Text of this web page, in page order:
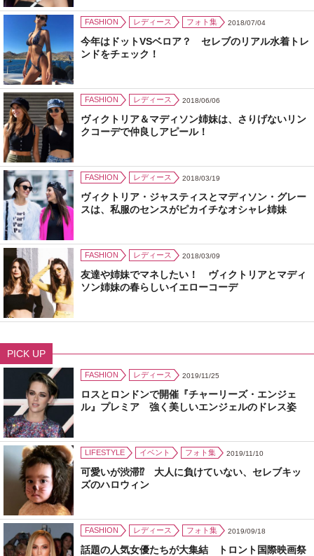
FASHION レディース フォト集 2018/07/04
今年はドットVSベロア？ セレブのリアル水着トレ
ンドをチェック！
FASHION レディース 2018/06/06
ヴィクトリア＆マディソン姉妹は、さりげないリン
クコーデで仲良しアピール！
FASHION レディース 2018/03/19
ヴィクトリア・ジャスティスとマディソン・グレー
スは、私服のセンスがピカイチなオシャレ姉妹
FASHION レディース 2018/03/09
友達や姉妹でマネしたい！ ヴィクトリアとマディ
ソン姉妹の春らしいイエローコーデ
PICK UP
FASHION レディース 2019/11/25
ロスとロンドンで開催『チャーリーズ・エンジェ
ル』プレミア 強く美しいエンジェルのドレス姿
LIFESTYLE イベント フォト集 2019/11/10
可愛いが渋滞⁉ 大人に負けていない、セレブキッ
ズのハロウィン
FASHION レディース フォト集 2019/09/18
話題の人気女優たちが大集結 トロント国際映画祭